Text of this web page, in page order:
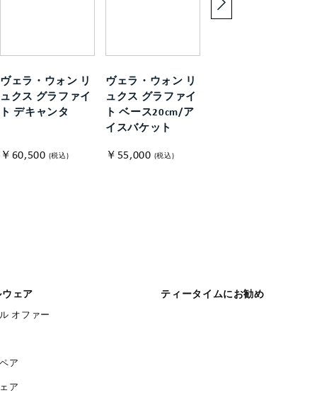
ヴェラ・ウォン リ
ュクス グラファイ
ト デキャンタ
￥60,500 (税込)
ヴェラ・ウォン リ
ュクス グラファイ
ト ベース20cm/ア
イスバケット
￥55,000 (税込)
ェア
オファー
ア
ア
ティータイムにお勧め